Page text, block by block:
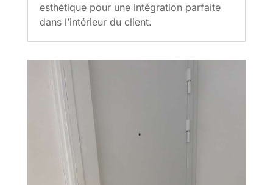
esthétique pour une intégration parfaite
dans l’intérieur du client.